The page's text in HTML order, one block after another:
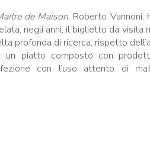
de Maison, Roberto
negli anni, il biglietto da
profonda di ricerca, rispetto
piatto composto con
con l’uso attento di